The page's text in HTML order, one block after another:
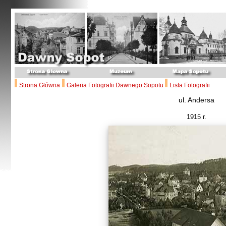
Strona Główna Galeria Fotografii Dawnego Sopotu Lista Fotografii
ul. Andersa
1915 r.